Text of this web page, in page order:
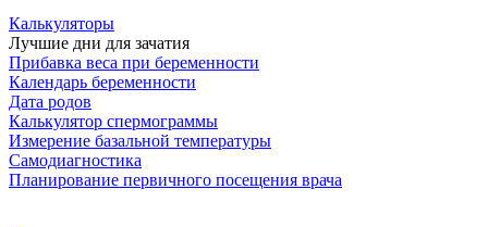
Калькуляторы
Лучшие дни для зачатия
Прибавка веса при беременности
Календарь беременности
Дата родов
Калькулятор спермограммы
Измерение базальной температуры
Самодиагностика
Планирование первичного посещения врача